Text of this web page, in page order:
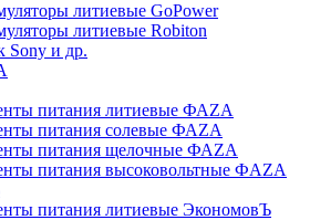
литиевые GoPower
литиевые Robiton
Sony и др.
питания литиевые ФАZА
питания солевые ФАZА
питания щелочные ФАZА
питания высоковольтные ФAZA
питания литиевые ЭкономовЪ